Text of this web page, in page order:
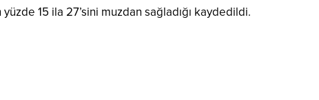
15 ila 27’sini muzdan sağladığı kaydedildi.